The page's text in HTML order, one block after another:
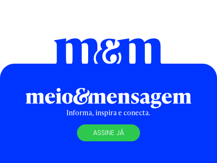
Informa, inspira e conecta.
ASSINE JÁ